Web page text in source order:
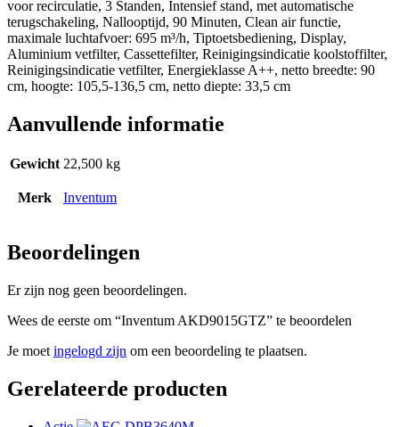
voor recirculatie, 3 Standen, Intensief stand, met automatische
terugschakeling, Nallooptijd, 90 Minuten, Clean air functie,
maximale luchtafvoer: 695 m³/h, Tiptoetsbediening, Display,
Aluminium vetfilter, Cassettefilter, Reinigingsindicatie koolstoffilter,
Reinigingsindicatie vetfilter, Energieklasse A++, netto breedte: 90
cm, hoogte: 105,5-136,5 cm, netto diepte: 33,5 cm
Aanvullende informatie
Gewicht 22,500 kg
Merk Inventum
Beoordelingen
Er zijn nog geen beoordelingen.
Wees de eerste om “Inventum AKD9015GTZ” te beoordelen
Je moet ingelogd zijn om een beoordeling te plaatsen.
Gerelateerde producten